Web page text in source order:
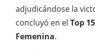
adjudicándose la
concluyó en el Top 15
Femenina.